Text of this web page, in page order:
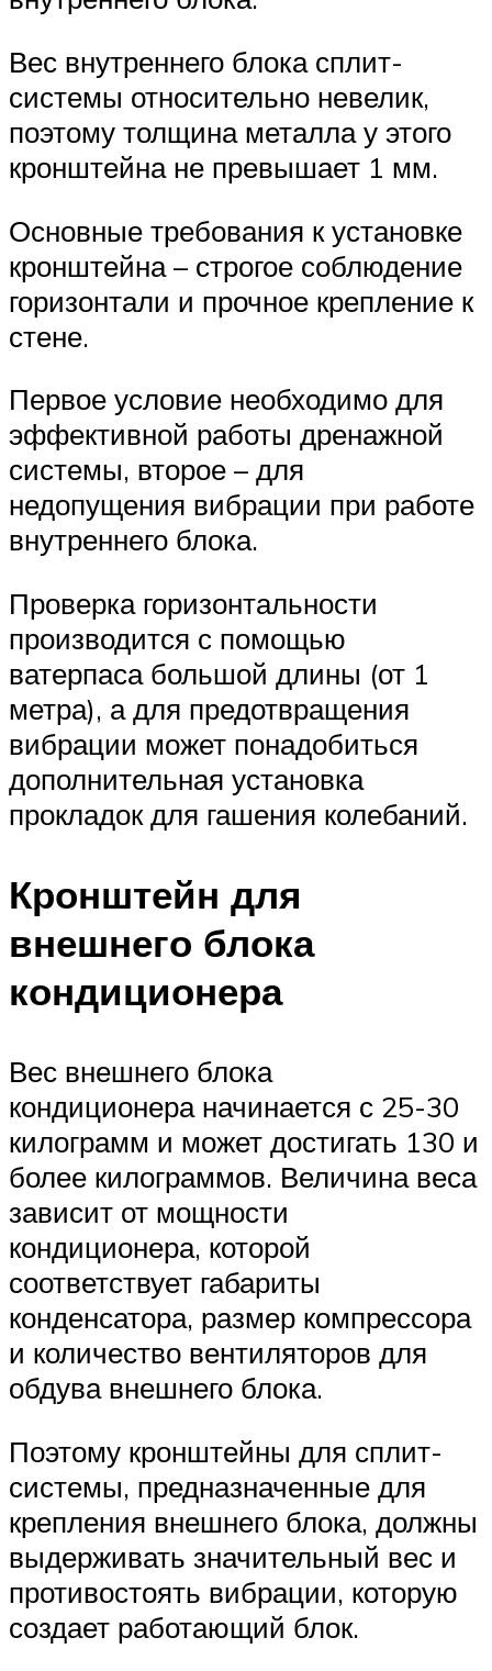
Вес внутреннего блока сплит-
системы относительно невелик,
поэтому толщина металла у этого
кронштейна не превышает 1 мм.
Основные требования к установке
кронштейна – строгое соблюдение
горизонтали и прочное крепление к
стене.
Первое условие необходимо для
эффективной работы дренажной
системы, второе – для
недопущения вибрации при работе
внутреннего блока.
Проверка горизонтальности
производится с помощью
ватерпаса большой длины (от 1
метра), а для предотвращения
вибрации может понадобиться
дополнительная установка
прокладок для гашения колебаний.
Кронштейн для
внешнего блока
кондиционера
Вес внешнего блока
кондиционера начинается с 25-30
килограмм и может достигать 130 и
более килограммов. Величина веса
зависит от мощности
кондиционера, которой
соответствует габариты
конденсатора, размер компрессора
и количество вентиляторов для
обдува внешнего блока.
Поэтому кронштейны для сплит-
системы, предназначенные для
крепления внешнего блока, должны
выдерживать значительный вес и
противостоять вибрации, которую
создает работающий блок.